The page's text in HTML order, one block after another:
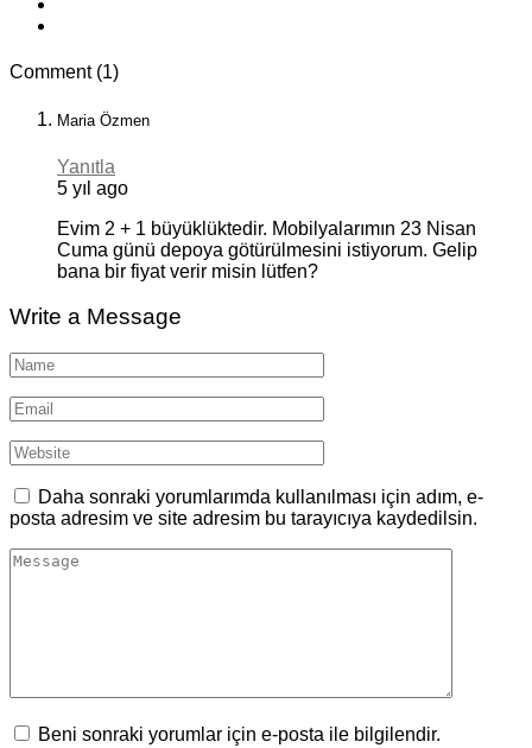
Comment (1)
Maria Özmen
Yanıtla
5 yıl ago
Evim 2 + 1 büyüklüktedir. Mobilyalarımın 23 Nisan
Cuma günü depoya götürülmesini istiyorum. Gelip
bana bir fiyat verir misin lütfen?
Write a Message
Daha sonraki yorumlarımda kullanılması için adım, e-
posta adresim ve site adresim bu tarayıcıya kaydedilsin.
Beni sonraki yorumlar için e-posta ile bilgilendir.